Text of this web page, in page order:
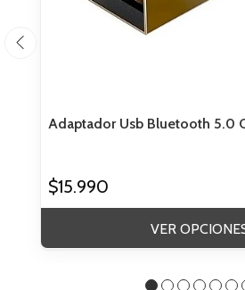
Adaptador Usb Bluetooth 5.0
$15.990
VER